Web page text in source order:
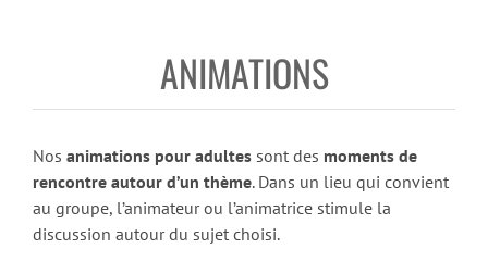
ANIMATIONS
Nos animations pour adultessont des moments de
rencontre autour d’un thème. Dans un lieu qui convient
au groupe, l’animateur ou l’animatrice stimule la
discussion autour du sujet choisi.